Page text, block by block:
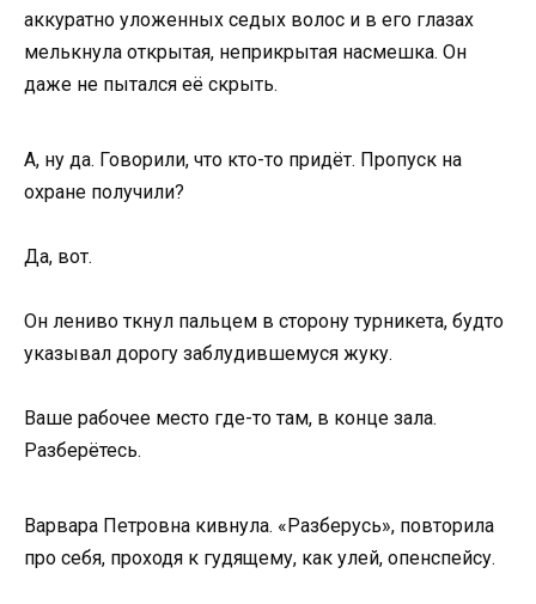
аккуратно уложенных седых волос и в его глазах
мелькнула открытая, неприкрытая насмешка. Он
даже не пытался её скрыть.
А, ну да. Говорили, что кто-то придёт. Пропуск на
охране получили?
Да, вот.
Он лениво ткнул пальцем в сторону турникета, будто
указывал дорогу заблудившемуся жуку.
Ваше рабочее место где-то там, в конце зала.
Разберётесь.
Варвара Петровна кивнула. «Разберусь», повторила
про себя, проходя к гудящему, как улей, опенспейсу.